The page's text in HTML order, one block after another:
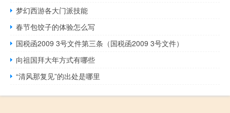
梦幻西游各大门派技能
春节包饺子的体验怎么写
国税函2009 3号文件第三条（国税函2009 3号文件）
向祖国拜大年方式有哪些
“清风那复见”的出处是哪里